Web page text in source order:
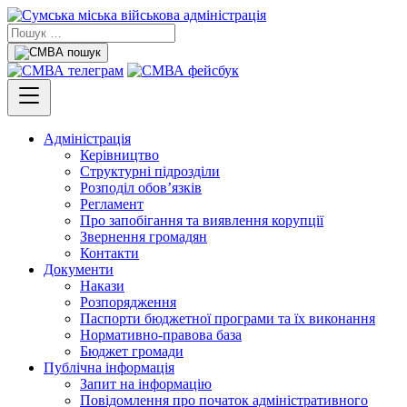
Адміністрація
Керівництво
Структурні підрозділи
Розподіл обов’язків
Регламент
Про запобігання та виявлення корупції
Звернення громадян
Контакти
Документи
Накази
Розпорядження
Паспорти бюджетної програми та їх виконання
Нормативно-правова база
Бюджет громади
Публічна інформація
Запит на інформацію
Повідомлення про початок адміністративного